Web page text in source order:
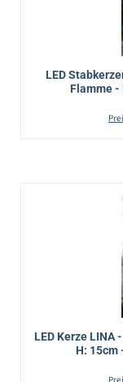
LED
Flamme -
LED Kerze LINA
H: 15cm